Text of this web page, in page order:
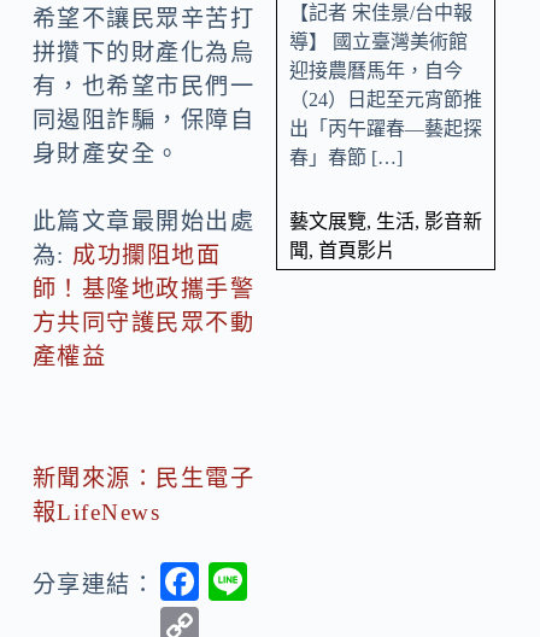
希望不讓民眾辛苦打
拼攢下的財產化為烏
有，也希望市民們一
同遏阻詐騙，保障自
身財產安全。
此篇文章最開始出處
為: 成功攔阻地面
師！基隆地政攜手警
方共同守護民眾不動
產權益
新聞來源：民生電子
報LifeNews
分享連結：
F
【記者 宋佳景/台中報
導】 國立臺灣美術館
迎接農曆馬年，自今
（24）日起至元宵節推
出「丙午躍春—藝起探
春」春節 […]
藝文展覽, 生活, 影音新
聞, 首頁影片